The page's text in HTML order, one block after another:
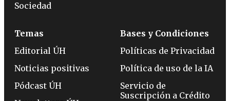
Sociedad
Temas
Editorial ÚH
Noticias positivas
Pódcast ÚH
Bases y Condiciones
Políticas de Privacidad
Política de uso de la IA
Servicio de
Suscripción a Crédito